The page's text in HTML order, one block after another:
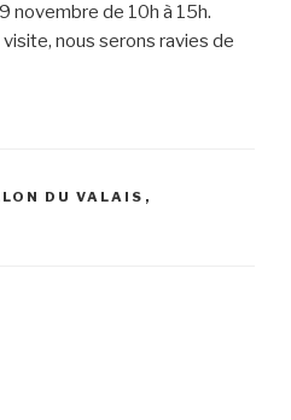
novembre de 10h à 15h.
nous serons ravies de
DU VALAIS ,